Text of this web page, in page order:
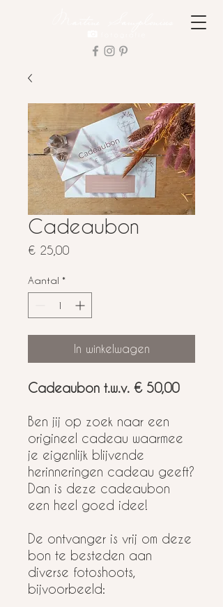
Cadeaubon
€ 25,00
Aantal *
In winkelwagen
Cadeaubon t.w.v. € 50,00
Ben jij op zoek naar een
origineel cadeau waarmee
je eigenlijk blijvende
herinneringen cadeau geeft?
Dan is deze cadeaubon
een heel goed idee!
De ontvanger is vrij om deze
bon te besteden aan
diverse fotoshoots,
bijvoorbeeld: